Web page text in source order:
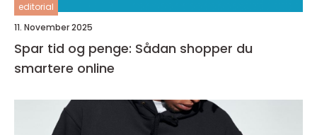
editorial
11. November 2025
Spar tid og penge: Sådan shopper du
smartere online